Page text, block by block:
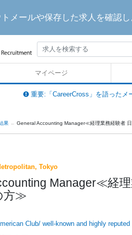
メールや保存した求人を確認し
マイページ
重要:「CareerCross」を語ったメ
果 General Accounting Manager≪経理業務経験者
Tokyo
Manager≪経
方≫
Club/ well-known and highly